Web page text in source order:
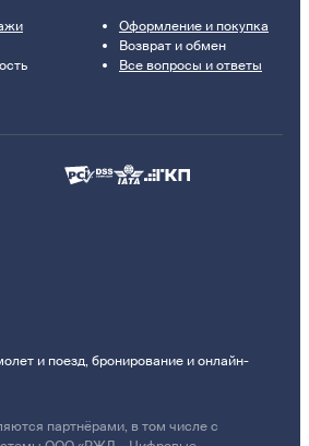
Оформление и покупка
Возврат и обмен
Все вопросы и ответы
и поезд, бронирование и онлайн-
партнёрами, в том числе с